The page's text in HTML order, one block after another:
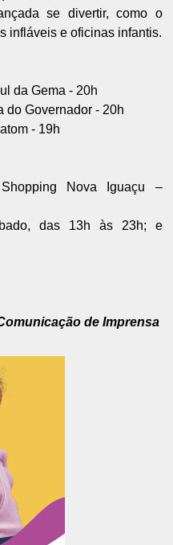
se divertir, como o
infláveis e oficinas infantis.
da Gema - 20h
do Governador - 20h
- 19h
Nova Iguaçu –
das 13h às 23h; e
de Imprensa